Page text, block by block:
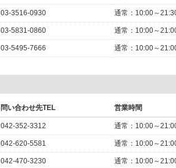
03-3516-0930 通常：10:00～
03-5831-0860 通常：10:00～
03-5495-7666 通常：10:00～
問い合わせ先TEL 営業時間
042-352-3312 通常：10:00～
042-620-5581 通常：10:00～
042-470-3230 通常：10:00～